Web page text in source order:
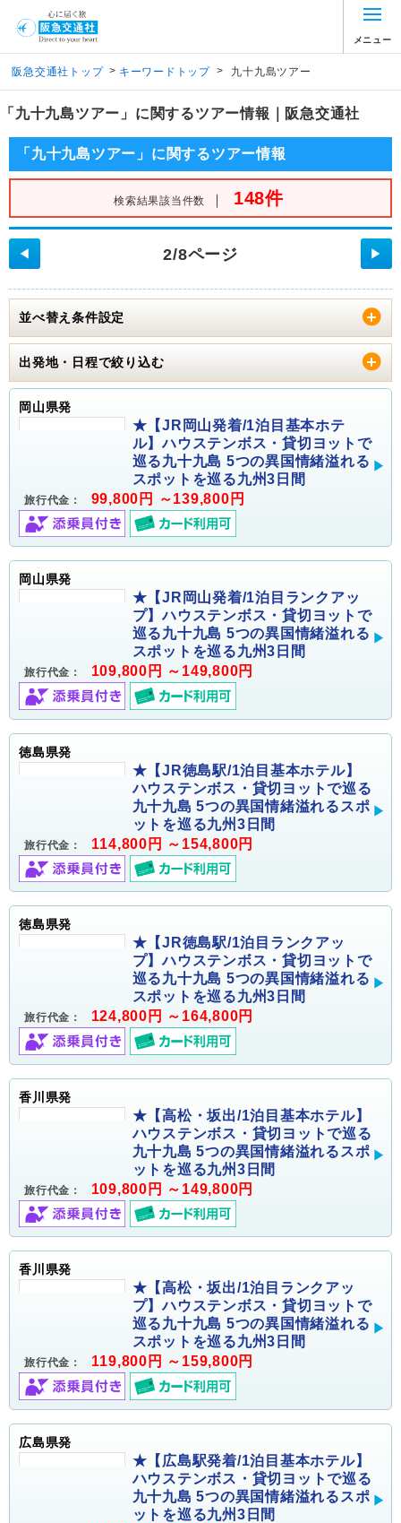
メニュー
阪急交通社トップ > キーワードトップ > 九十九島ツアー
「九十九島ツアー」に関するツアー情報｜阪急交通社
「九十九島ツアー」に関するツアー情報
検索結果該当件数 ｜ 148件
2/8ページ
◀ ▶
並べ替え条件設定
出発地・日程で絞り込む
岡山県発
★【JR岡山発着/1泊目基本ホテ
ル】ハウステンボス・貸切ヨットで
巡る九十九島 5つの異国情緒溢れる
スポットを巡る九州3日間
旅行代金： 99,800円 ～139,800円
岡山県発
★【JR岡山発着/1泊目ランクアッ
プ】ハウステンボス・貸切ヨットで
巡る九十九島 5つの異国情緒溢れる
スポットを巡る九州3日間
旅行代金： 109,800円 ～149,800円
徳島県発
★【JR徳島駅/1泊目基本ホテル】
ハウステンボス・貸切ヨットで巡る
九十九島 5つの異国情緒溢れるスポ
ットを巡る九州3日間
旅行代金： 114,800円 ～154,800円
徳島県発
★【JR徳島駅/1泊目ランクアッ
プ】ハウステンボス・貸切ヨットで
巡る九十九島 5つの異国情緒溢れる
スポットを巡る九州3日間
旅行代金： 124,800円 ～164,800円
香川県発
★【高松・坂出/1泊目基本ホテル】
ハウステンボス・貸切ヨットで巡る
九十九島 5つの異国情緒溢れるスポ
ットを巡る九州3日間
旅行代金： 109,800円 ～149,800円
香川県発
★【高松・坂出/1泊目ランクアッ
プ】ハウステンボス・貸切ヨットで
巡る九十九島 5つの異国情緒溢れる
スポットを巡る九州3日間
旅行代金： 119,800円 ～159,800円
広島県発
★【広島駅発着/1泊目基本ホテル】
ハウステンボス・貸切ヨットで巡る
九十九島 5つの異国情緒溢れるスポ
ットを巡る九州3日間